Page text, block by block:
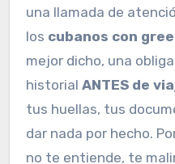
una llamada de
los cubanos con
mejor dicho, una
historial ANTES de
tus huellas, tus
dar nada por hecho.
no te entiende, te